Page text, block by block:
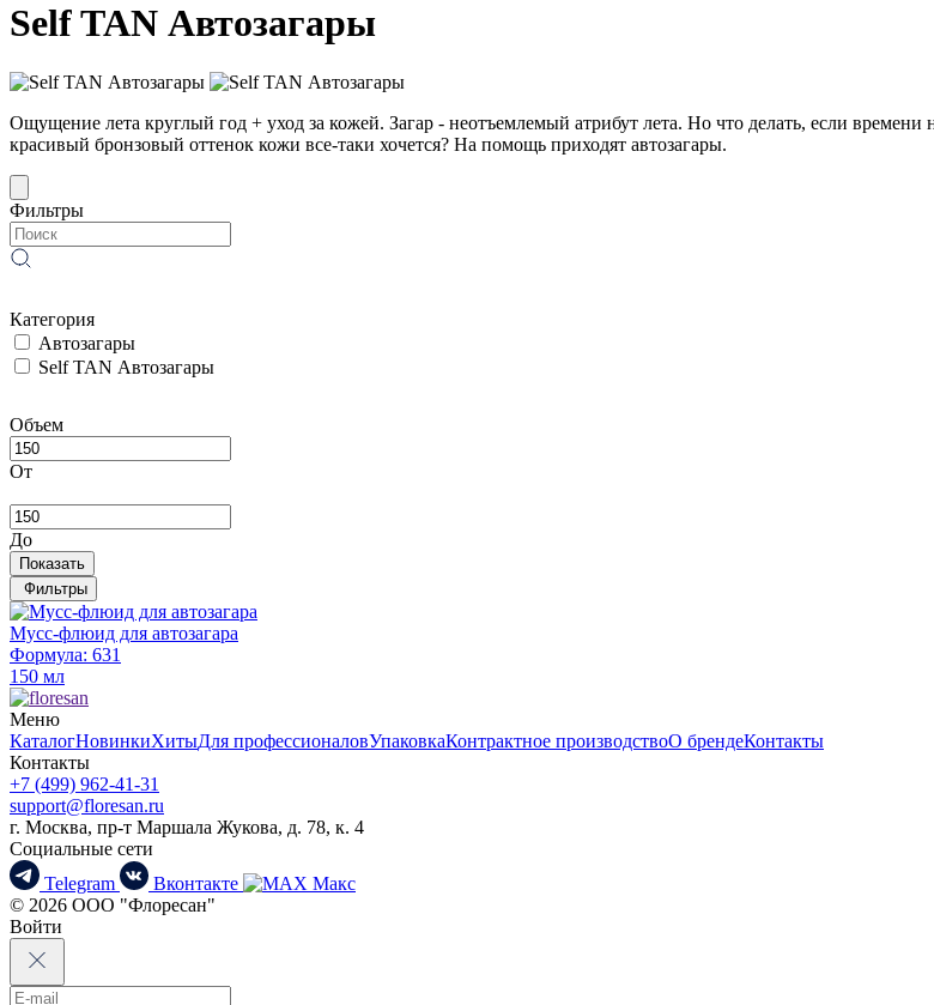
Self TAN Автозагары
Ощущение лета круглый год + уход за кожей. Загар - неотъемлемый атрибут лета. Но что делать, если
красивый бронзовый оттенок кожи все-таки хочется? На помощь приходят автозагары.
Фильтры
Категория
Автозагары
Self TAN Автозагары
Объем
От
До
Показать
Фильтры
Мусс-флюид для автозагара
Формула: 631
150 мл
Меню
КаталогНовинкиХитыДля профессионаловУпаковкаКонтрактное производствоО брендеКонтакты
Контакты
+7 (499) 962-41-31
support@floresan.ru
г. Москва, пр-т Маршала Жукова, д. 78, к. 4
Социальные сети
Telegram
Вконтакте
Макс
© 2026 ООО "Флоресан"
Войти